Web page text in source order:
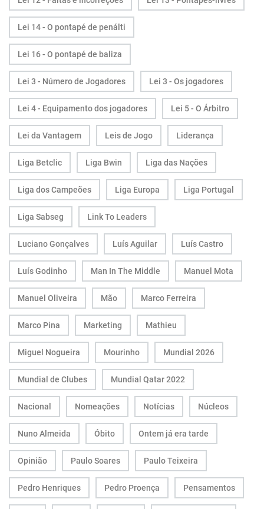
Lei 14 - O pontapé de penálti
Lei 16 - O pontapé de baliza
Lei 3 - Número de Jogadores Lei 3 - Os jogadores
Lei 4 - Equipamento dos jogadores Lei 5 - O Árbitro
Lei da Vantagem Leis de Jogo Liderança
Liga Betclic Liga Bwin Liga das Nações
Liga dos Campeões Liga Europa Liga Portugal
Liga Sabseg Link To Leaders
Luciano Gonçalves Luís Aguilar Luís Castro
Luís Godinho Man In The Middle Manuel Mota
Manuel Oliveira Mão Marco Ferreira
Marco Pina Marketing Mathieu
Miguel Nogueira Mourinho Mundial 2026
Mundial de Clubes Mundial Qatar 2022
Nacional Nomeações Notícias Núcleos
Nuno Almeida Óbito Ontem já era tarde
Opinião Paulo Soares Paulo Teixeira
Pedro Henriques Pedro Proença Pensamentos